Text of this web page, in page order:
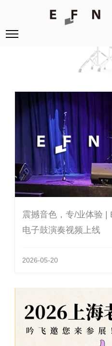
震撼音色，专/业体验 |
电子鼓演奏视频上线
2026-05-20